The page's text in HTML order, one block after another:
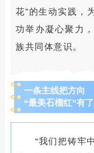
花”的生动实践，
功举办凝心聚力
族共同体意识。
一条主线把方向
“最美石榴红”有
“我们把铸牢